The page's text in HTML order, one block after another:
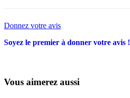
Donnez votre avis
Soyez le premier à donner votre avis !
Vous aimerez aussi